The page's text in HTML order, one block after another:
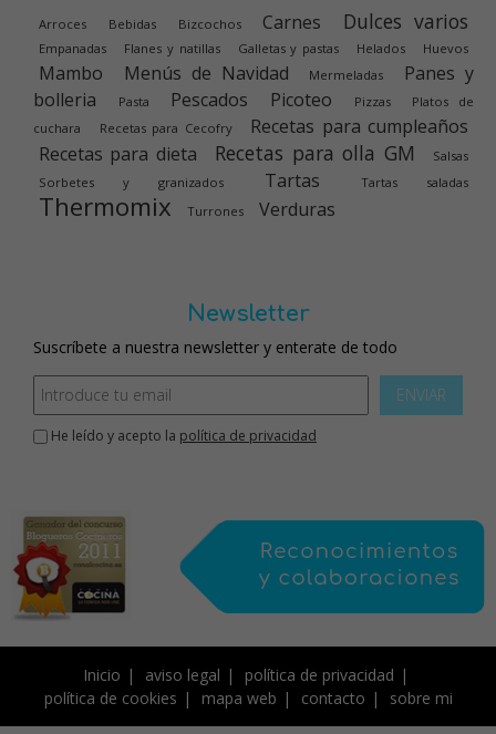
Arroces Bebidas Bizcochos Carnes Dulces varios
Empanadas Flanes y natillas Galletas y pastas Helados Huevos
Mambo Menús de Navidad Mermeladas
Panes y
bolleria
Pasta Pescados Picoteo Pizzas
Platos de
cuchara
Recetas para Cecofry
Recetas para cumpleaños
Recetas para dieta
Recetas para olla GM
Salsas
Sorbetes y granizados
Tartas Tartas saladas
Thermomix Turrones Verduras
Newsletter
Suscríbete a nuestra newsletter y enterate de todo
ENVIAR
He leído y acepto la política de privacidad
Inicio aviso legal
política de privacidad
política de cookies
mapa web contacto sobre mi